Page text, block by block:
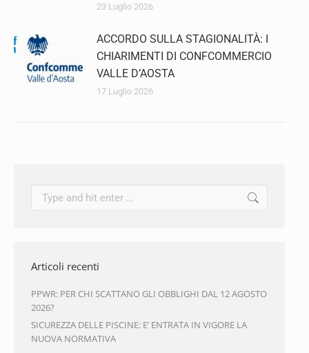
23 Luglio 2026
ACCORDO SULLA STAGIONALITÀ: I
CHIARIMENTI DI CONFCOMMERCIO
VALLE D’AOSTA
17 Luglio 2026
Articoli recenti
PPWR: PER CHI SCATTANO GLI OBBLIGHI DAL 12 AGOSTO
2026?
SICUREZZA DELLE PISCINE: E’ ENTRATA IN VIGORE LA
NUOVA NORMATIVA